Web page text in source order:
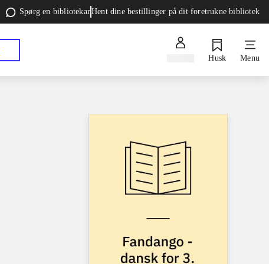
Spørg en bibliotekarHent dine bestillinger på dit foretrukne bibliotek
Husk Menu